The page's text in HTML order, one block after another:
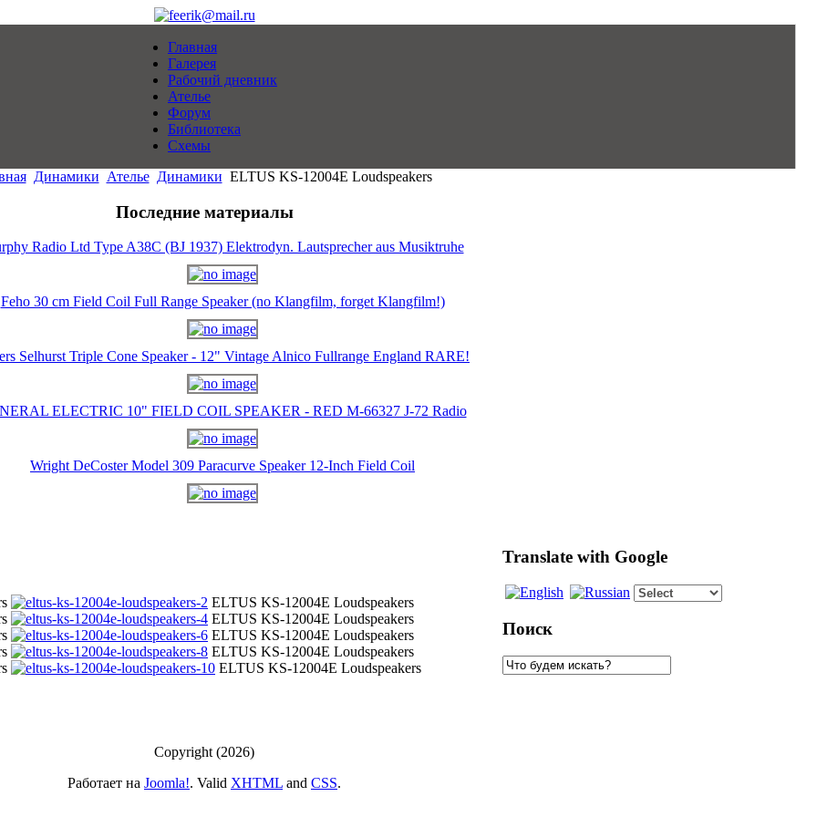
Главная
Галерея
Рабочий дневник
Ателье
Форум
Библиотека
Схемы
Динамики Ателье Динамики ELTUS KS-12004E Loudspeakers
Последние материалы
Radio Ltd Type A38C (BJ 1937) Elektrodyn. Lautsprecher aus Musiktruhe
Feho 30 cm Field Coil Full Range Speaker (no Klangfilm, forget Klangfilm!)
Selhurst Triple Cone Speaker - 12" Vintage Alnico Fullrange England RARE!
ELECTRIC 10" FIELD COIL SPEAKER - RED M-66327 J-72 Radio
Wright DeCoster Model 309 Paracurve Speaker 12-Inch Field Coil
ELTUS KS-12004E Loudspeakers
ELTUS KS-12004E Loudspeakers
ELTUS KS-12004E Loudspeakers
ELTUS KS-12004E Loudspeakers
ELTUS KS-12004E Loudspeakers
Translate with Google
Поиск
Copyright (2026)
Работает на Joomla!. Valid XHTML and CSS.